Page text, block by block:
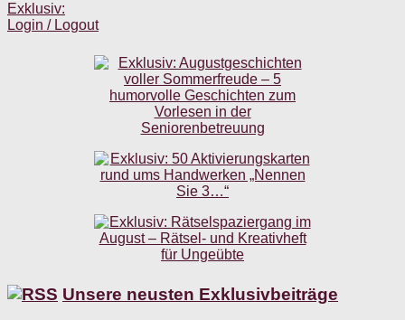
Exklusiv:
Login / Logout
Unsere neusten Exklusivbeiträge